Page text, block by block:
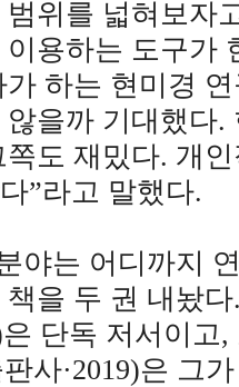
위를 넓혀보자
용하는 도구가
하는 현미경
을까 기대했다
도 재밌다. 개
”라고 말했다.
야는 어디까지
을 두 권 내놨다
은 단독 저서이
사·2019)은 그